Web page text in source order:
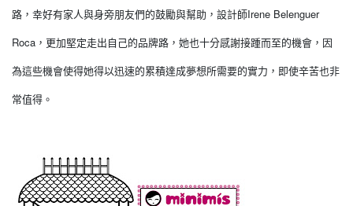
路，幸好有家人與身旁朋友們的鼓勵與幫助，設計師Irene Belenguer
Roca ，更加堅定走出自己的品牌路，她也十分感謝接踵而至的機會，因
為這些機會使得她得以迅速的累積達成夢想所需要的實力，即使辛苦也非
常值得。